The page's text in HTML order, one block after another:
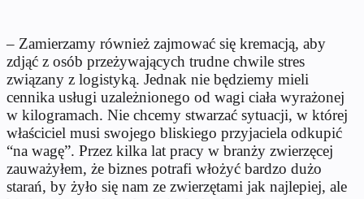
– Zamierzamy również zajmować się kremacją, aby
zdjąć z osób przeżywających trudne chwile stres
związany z logistyką. Jednak nie będziemy mieli
cennika usługi uzależnionego od wagi ciała wyrażonej
w kilogramach. Nie chcemy stwarzać sytuacji, w której
właściciel musi swojego bliskiego przyjaciela odkupić
“na wagę”. Przez kilka lat pracy w branży zwierzęcej
zauważyłem, że biznes potrafi włożyć bardzo dużo
starań, by żyło się nam ze zwierzętami jak najlepiej, ale